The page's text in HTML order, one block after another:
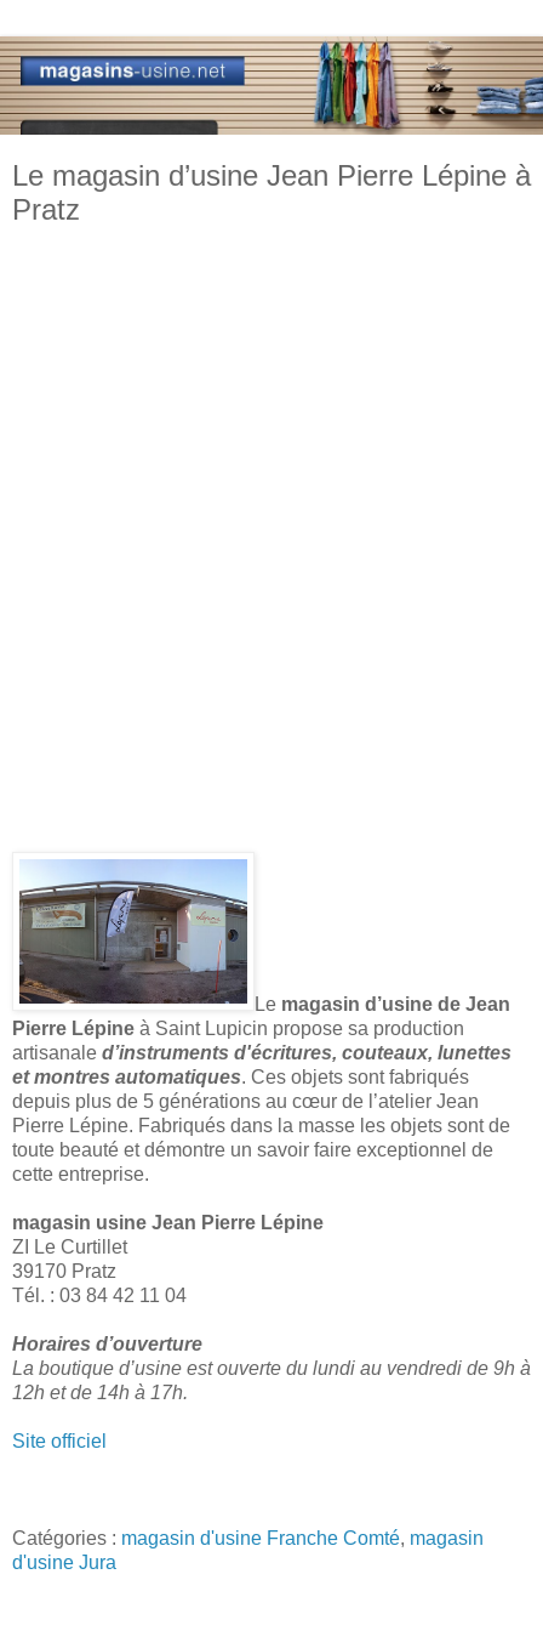
Le magasin d’usine Jean Pierre Lépine à
Pratz
Le magasin d’usine de Jean
Pierre Lépine à Saint Lupicin propose sa production
artisanale d’instruments d'écritures, couteaux, lunettes
et montres automatiques. Ces objets sont fabriqués
depuis plus de 5 générations au cœur de l’atelier Jean
Pierre Lépine. Fabriqués dans la masse les objets sont de
toute beauté et démontre un savoir faire exceptionnel de
cette entreprise.
magasin usine Jean Pierre Lépine
ZI Le Curtillet
39170 Pratz
Tél. : 03 84 42 11 04
Horaires d’ouverture
La boutique d’usine est ouverte du lundi au vendredi de 9h à
12h et de 14h à 17h.
Site officiel
Catégories : magasin d'usine Franche Comté, magasin
d'usine Jura